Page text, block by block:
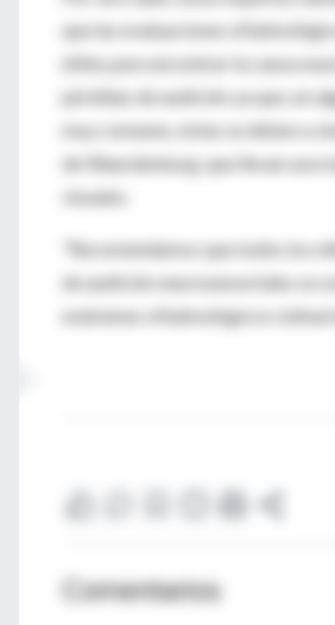
que las evaluaciones
útiles para encontrar la causa
pérdidas de audición ya que, en
muy comunes, éstas se deben a
de Waardenburg, que llevan
visuales.
"Recomendamos que todos los
de audición neurosensoriales se
exámenes oftalmológicos
Comentarios